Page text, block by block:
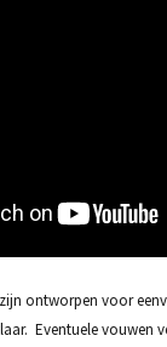
ontworpen voor
Eventuele vouwen